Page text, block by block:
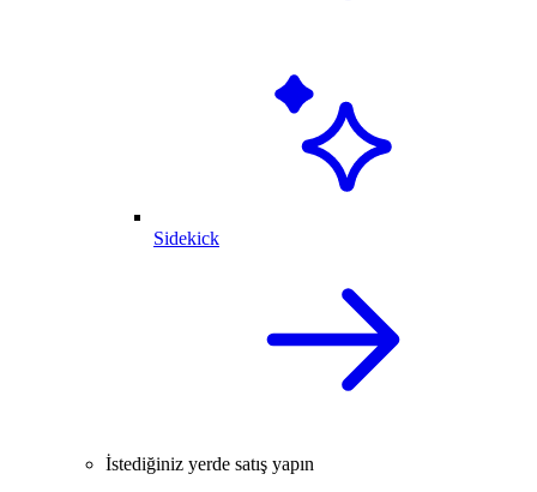
Sidekick
İstediğiniz yerde satış yapın